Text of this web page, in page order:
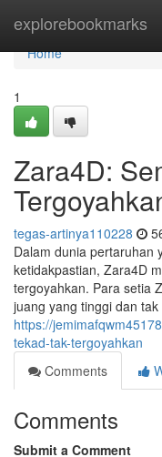
explorebookmarks
Home
Home
1
Zara4D:
tegas-artinya110228
Dalam dunia pertaruhan
ketidakpastian, Zara4D
tergoyahkan. Para setia
juang yang tinggi dan
https://
tekad-tak-tergoyahkan
Comments
Comments
Submit a Comment